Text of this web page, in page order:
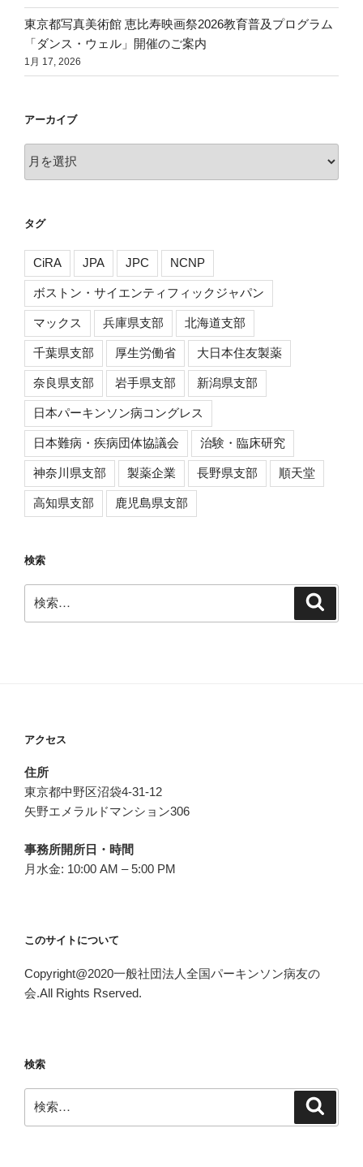
東京都写真美術館 恵比寿映画祭2026教育普及プログラム
「ダンス・ウェル」開催のご案内
1月 17, 2026
アーカイブ
ー
ブ
タグ
CiRA JPA JPC NCNP
ボストン・サイエンティフィックジャパン
マックス 兵庫県支部 北海道支部
千葉県支部 厚生労働省 大日本住友製薬
奈良県支部 岩手県支部 新潟県支部
日本パーキンソン病コングレス
日本難病・疾病団体協議会 治験・臨床研究
神奈川県支部 製薬企業 長野県支部 順天堂
高知県支部 鹿児島県支部
検索
索:
アクセス
住所
東京都中野区沼袋4-31-12
矢野エメラルドマンション306
事務所開所日・時間
月水金: 10:00 AM – 5:00 PM
このサイトについて
Copyright@2020一般社団法人全国パーキンソン病友の
会.All Rights Rserved.
検索
索: